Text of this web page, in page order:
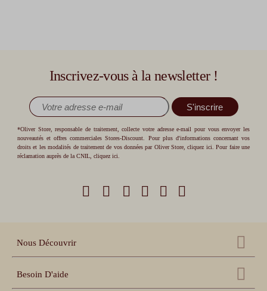
Inscrivez-vous à la newsletter !
S'inscrire
*Oliver Store, responsable de traitement, collecte votre adresse e-mail pour vous envoyer les
nouveautés et offres commerciales Stores-Discount. Pour plus d'informations concernant vos
droits et les modalités de traitement de vos données par Oliver Store,cliquez ici. Pour faire une
réclamation auprès de la CNIL,cliquez ici.
Nous Découvrir
Besoin D'aide